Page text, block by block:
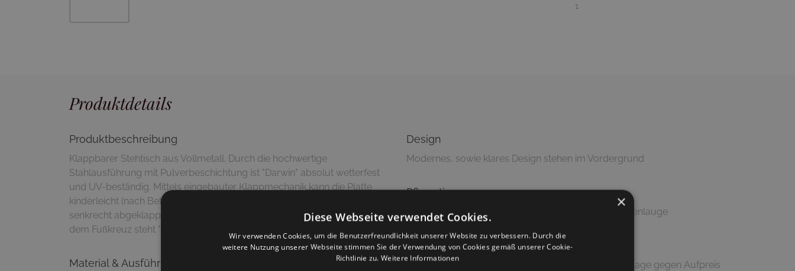
1
Produktdetails
Produktbeschreibung
Klappbarer Stehtisch aus Vollmetall. Durch die hochwertige
Stahlausführung mit Pulverbeschichtung ist "Darwin" absolut wetterfest
und UV-beständig. Mittels eingebauter Klappmechanik kann die Platte
kinderleicht (nach Betätigung eines Hebels unter der Tischplatte)
senkrecht abgeklappt werden. Durch verstellbare Bodengleiter unter
dem Fußkreuz steht "Darwin" auch bei unebenen Böden wie eine 1!
Material & Ausführung
Design
Modernes, sowie klares Design stehen im Vordergrund
Pflegetipps
Reinigung mit feuchtem Putztuch und milder Seifenlauge
Versandinformationen
Dieser Artikel wird zerlegt geliefert (Lieferung & Montage gegen Aufpreis
×
Diese Webseite verwendet Cookies.
Wir verwenden Cookies, um die Benutzerfreundlichkeit unserer Website zu verbessern. Durch die
weitere Nutzung unserer Webseite stimmen Sie der Verwendung von Cookies gemäß unserer Cookie-
Richtlinie zu.Weitere Informationen